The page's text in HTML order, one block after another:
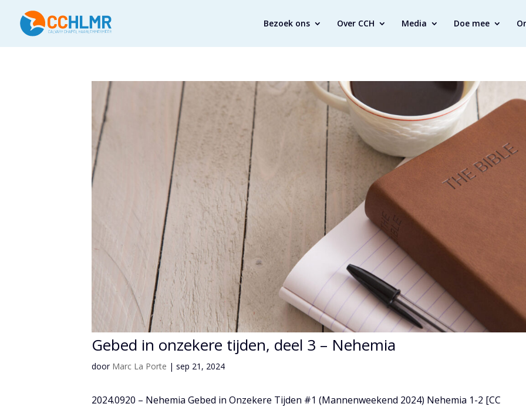
Bezoek ons Over CCH Media Doe mee
Gebed in onzekere tijden, deel 3 – Nehemia
door Marc La Porte | sep 21, 2024
2024.0920 – Nehemia Gebed in Onzekere Tijden #1 (Mannenweekend 2024) Nehemia 1-2 [CC